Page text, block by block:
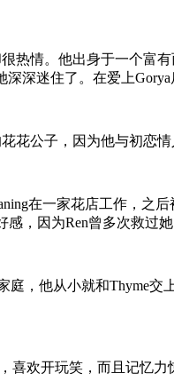
热情。他出身于一个富
深迷住了。在爱上
花公子，因为他与初恋
在一家花店工作，之
感，因为Ren曾多次救过
庭，他从小就和Thyme
喜欢开玩笑，而且记忆